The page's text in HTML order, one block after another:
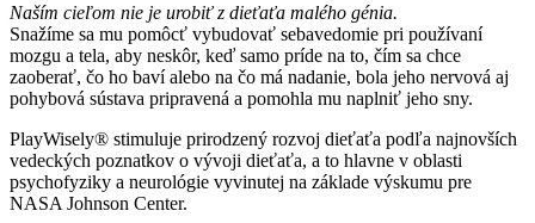
Naším cieľom nie je urobiť z dieťaťa malého génia.
Snažíme sa mu pomôcť vybudovať sebavedomie pri používaní
mozgu a tela, aby neskôr, keď samo príde na to, čím sa chce
zaoberať, čo ho baví alebo na čo má nadanie, bola jeho nervová aj
pohybová sústava pripravená a pomohla mu naplniť jeho sny.​
PlayWisely® stimuluje prirodzený rozvoj dieťaťa podľa najnovších
vedeckých poznatkov o vývoji dieťaťa, a to hlavne v oblasti
psychofyziky a neurológie vyvinutej na základe výskumu pre
NASA Johnson Center.